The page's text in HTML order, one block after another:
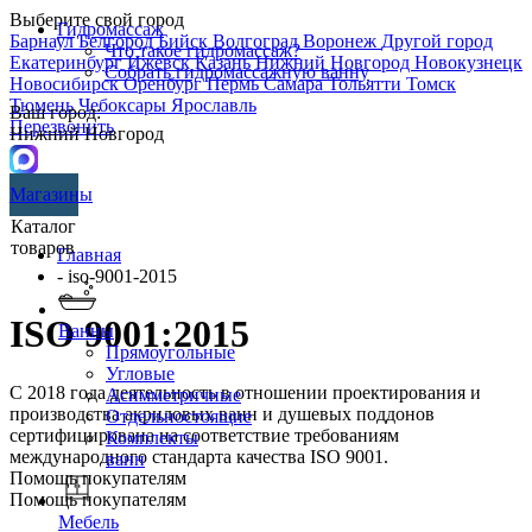
Выберите свой город
БарнаулБелгородБийск ВолгоградВоронеж Другой город
ЕкатеринбургИжевскКазаньНижний Новгород Новокузнецк
НовосибирскОренбургПермьСамараТольятти Томск
ТюменьЧебоксары Ярославль
Перезвонить
Гидромассаж
Что такое гидромассаж?
Собрать гидромассажную ванну
Ваш город:
Нижний Новгород
Магазины
Каталог
товаров
Ванны
Прямоугольные
Угловые
Асимметричные
Отдельностоящие
Комплекты
ванн
Мебель
Главная
- iso-9001-2015
ISO 9001:2015
С 2018 года деятельность в отношении проектирования и
производства акриловых ванн и душевых поддонов
сертифицирована на соответствие требованиям
международного стандарта качества ISO 9001.
Помощь покупателям
Помощь покупателям